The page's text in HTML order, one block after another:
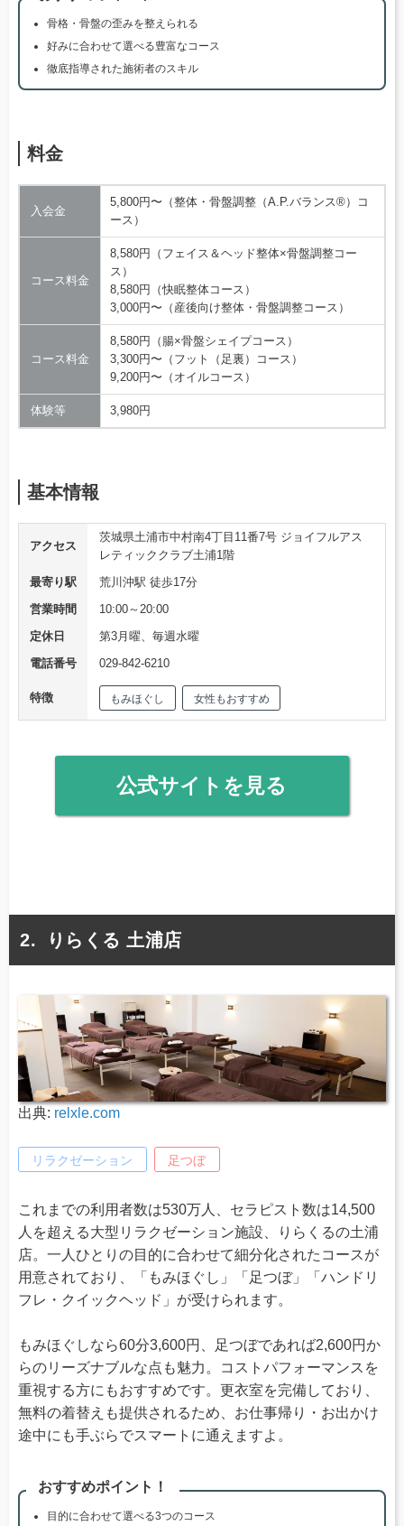
骨格・骨盤の歪みを整えられる
好みに合わせて選べる豊富なコース
徹底指導された施術者のスキル
料金
入会金
5,800円〜（整体・骨盤調整（A.P.バランス®）コ
ース）
コース料金
8,580円（フェイス＆ヘッド整体×骨盤調整コー
ス）
8,580円（快眠整体コース）
3,000円〜（産後向け整体・骨盤調整コース）
コース料金
8,580円（腸×骨盤シェイプコース）
3,300円〜（フット（足裏）コース）
9,200円〜（オイルコース）
体験等 3,980円
基本情報
アクセス
茨城県土浦市中村南4丁目11番7号 ジョイフルアス
レティッククラブ土浦1階
最寄り駅
荒川沖駅 徒歩17分
営業時間
10:00～20:00
定休日
第3月曜、毎週水曜
電話番号
029-842-6210
特徴 もみほぐし 女性もおすすめ
公式サイトを見る
りらくる 土浦店
出典: relxle.com
リラクゼーション 足つぼ
これまでの利用者数は530万人、セラピスト数は14,500
人を超える大型リラクゼーション施設、りらくるの土浦
店。一人ひとりの目的に合わせて細分化されたコースが
用意されており、「もみほぐし」「足つぼ」「ハンドリ
フレ・クイックヘッド」が受けられます。
もみほぐしなら60分3,600円、足つぼであれば2,600円か
らのリーズナブルな点も魅力。コストパフォーマンスを
重視する方にもおすすめです。更衣室を完備しており、
無料の着替えも提供されるため、お仕事帰り・お出かけ
途中にも手ぶらでスマートに通えますよ。
おすすめポイント！
目的に合わせて選べる3つのコース